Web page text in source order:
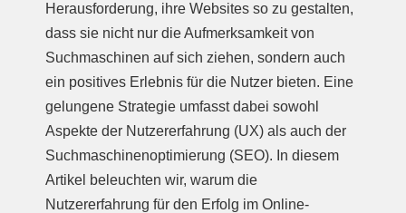
Herausforderung, ihre Websites so zu gestalten,
dass sie nicht nur die Aufmerksamkeit von
Suchmaschinen auf sich ziehen, sondern auch
ein positives Erlebnis für die Nutzer bieten. Eine
gelungene Strategie umfasst dabei sowohl
Aspekte der Nutzererfahrung (UX) als auch der
Suchmaschinenoptimierung (SEO). In diesem
Artikel beleuchten wir, warum die
Nutzererfahrung für den Erfolg im Online-